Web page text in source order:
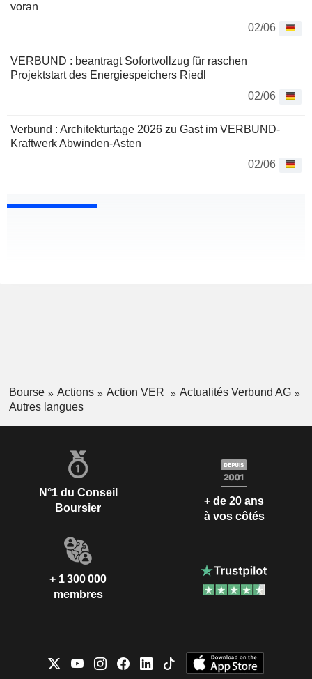
voran
02/06
VERBUND : beantragt Sofortvollzug für raschen
Projektstart des Energiespeichers Riedl
02/06
Verbund : Architekturtage 2026 zu Gast im VERBUND-
Kraftwerk Abwinden-Asten
02/06
Bourse Actions Action VER
Actualités Verbund AG
Autres langues
N°1 du Conseil
Boursier
+ de 20 ans
à vos côtés
+ 1 300 000
membres